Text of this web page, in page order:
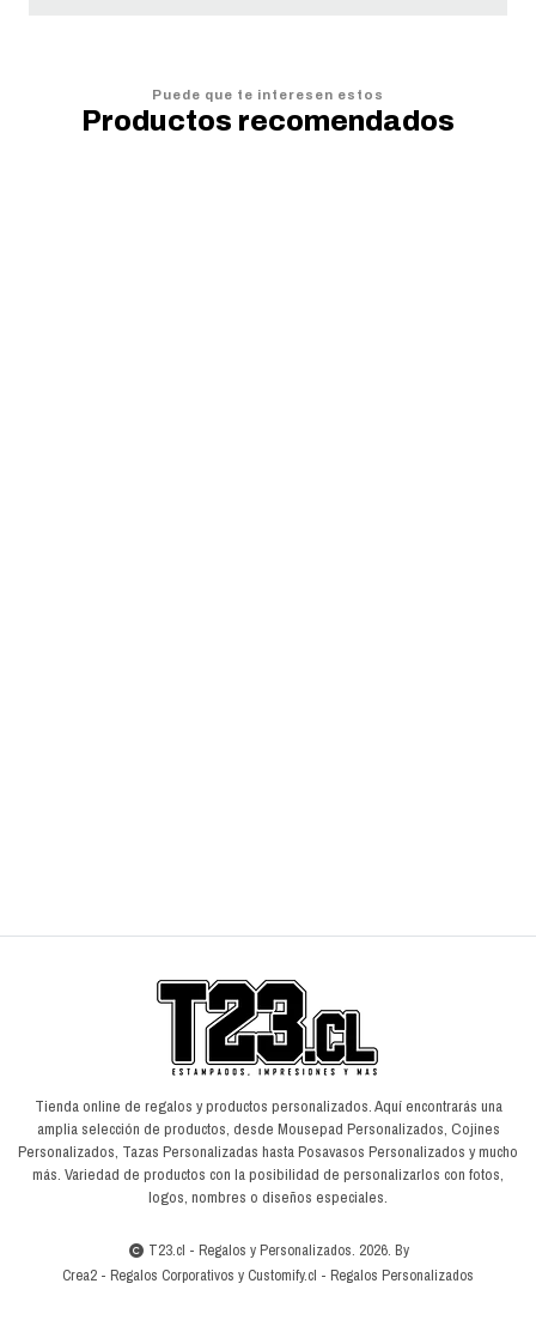
Puede que te interesen estos
Productos recomendados
Tienda online de regalos y productos personalizados. Aquí encontrarás una
amplia selección de productos, desde Mousepad Personalizados, Cojines
Personalizados, Tazas Personalizadas hasta Posavasos Personalizados y mucho
más. Variedad de productos con la posibilidad de personalizarlos con fotos,
logos, nombres o diseños especiales.
T23.cl - Regalos y Personalizados. 2026. By
Crea2 - Regalos Corporativos y Customify.cl - Regalos Personalizados